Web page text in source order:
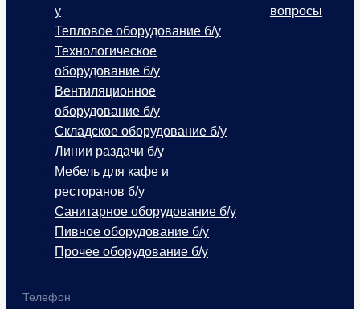
Телефон
у
Тепловое оборудование б/у
Технологическое
оборудование б/у
Вентиляционное
оборудование б/у
Складское оборудование б/у
Линии раздачи б/у
Мебель для кафе и
ресторанов б/у
Санитарное оборудование б/у
Пивное оборудование б/у
Прочее оборудование б/у
вопросы